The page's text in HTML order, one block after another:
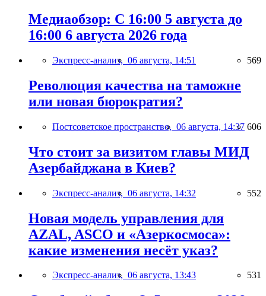
Медиаобзор: С 16:00 5 августа до
16:00 6 августа 2026 года
Экспресс-анализ, 06 августа, 14:51 569
Революция качества на таможне
или новая бюрократия?
Постсоветское пространство, 06 августа, 14:37 606
Что стоит за визитом главы МИД
Азербайджана в Киев?
Экспресс-анализ, 06 августа, 14:32 552
Новая модель управления для
AZAL, ASCO и «Азеркосмоса»:
какие изменения несёт указ?
Экспресс-анализ, 06 августа, 13:43 531